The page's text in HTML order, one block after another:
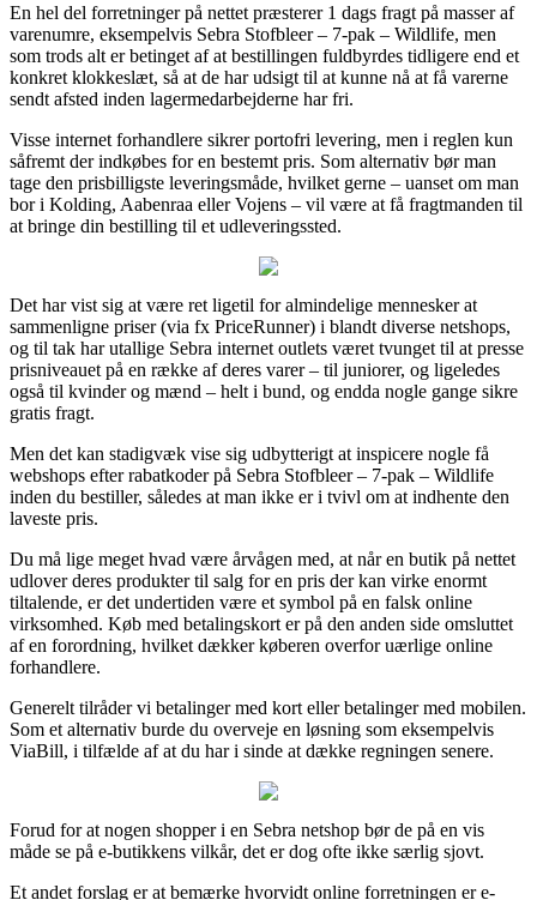
En hel del forretninger på nettet præsterer 1 dags fragt på masser af
varenumre, eksempelvis Sebra Stofbleer – 7-pak – Wildlife, men
som trods alt er betinget af at bestillingen fuldbyrdes tidligere end et
konkret klokkeslæt, så at de har udsigt til at kunne nå at få varerne
sendt afsted inden lagermedarbejderne har fri.
Visse internet forhandlere sikrer portofri levering, men i reglen kun
såfremt der indkøbes for en bestemt pris. Som alternativ bør man
tage den prisbilligste leveringsmåde, hvilket gerne – uanset om man
bor i Kolding, Aabenraa eller Vojens – vil være at få fragtmanden til
at bringe din bestilling til et udleveringssted.
Det har vist sig at være ret ligetil for almindelige mennesker at
sammenligne priser (via fx PriceRunner) i blandt diverse netshops,
og til tak har utallige Sebra internet outlets været tvunget til at presse
prisniveauet på en række af deres varer – til juniorer, og ligeledes
også til kvinder og mænd – helt i bund, og endda nogle gange sikre
gratis fragt.
Men det kan stadigvæk vise sig udbytterigt at inspicere nogle få
webshops efter rabatkoder på Sebra Stofbleer – 7-pak – Wildlife
inden du bestiller, således at man ikke er i tvivl om at indhente den
laveste pris.
Du må lige meget hvad være årvågen med, at når en butik på nettet
udlover deres produkter til salg for en pris der kan virke enormt
tiltalende, er det undertiden være et symbol på en falsk online
virksomhed. Køb med betalingskort er på den anden side omsluttet
af en forordning, hvilket dækker køberen overfor uærlige online
forhandlere.
Generelt tilråder vi betalinger med kort eller betalinger med mobilen.
Som et alternativ burde du overveje en løsning som eksempelvis
ViaBill, i tilfælde af at du har i sinde at dække regningen senere.
Forud for at nogen shopper i en Sebra netshop bør de på en vis
måde se på e-butikkens vilkår, det er dog ofte ikke særlig sjovt.
Et andet forslag er at bemærke hvorvidt online forretningen er e-